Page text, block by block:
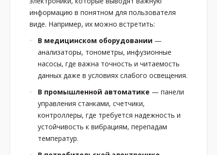
информацию в понятном для пользователя
виде. Например, их можно встретить:
В медицинском оборудовании —
анализаторы, тонометры, инфузионные
насосы, где важна точность и читаемость
данных даже в условиях слабого освещения.
В промышленной автоматике — панели
управления станками, счетчики,
контроллеры, где требуется надежность и
устойчивость к вибрациям, перепадам
температур.